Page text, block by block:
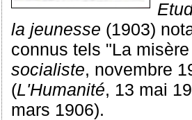
la jeunesse (1903)
connus tels "La
socialiste, novembre
(L'Humanité, 13 mai
mars 1906).